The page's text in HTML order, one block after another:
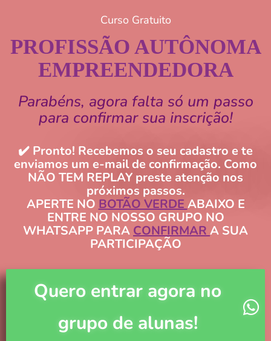
Curso Gratuito
PROFISSÃO AUTÔNOMA
EMPREENDEDORA
Parabéns, agora falta só um passo
para confirmar sua inscrição!
✔️ Pronto! Recebemos o seu cadastro e te
enviamos um e-mail de confirmação. Como
NÃO TEM REPLAY preste atenção nos
próximos passos.
APERTE NO BOTÃO VERDE ABAIXO E
ENTRE NO NOSSO GRUPO NO
WHATSAPP PARA CONFIRMAR A SUA
PARTICIPAÇÃO
Quero entrar agora no
grupo de alunas!